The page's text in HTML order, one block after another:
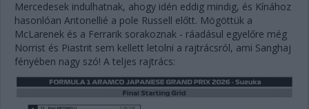
Mercedesek indulhatnak, ahogy idén eddig mindig, és Kínához
hasonlóan Antonellié a pole Russell előtt. Mögöttük a
McLarenek és a Ferrarik sorakoznak - ráadásul egyelőre még
Norrist és Piastrit sem kellett letolni a rajtrácsról, ami Sanghaj
fényében nagy szó! A teljes rajtrács: